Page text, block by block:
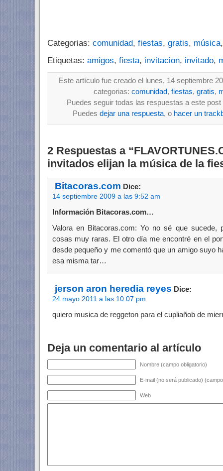
Categorias: comunidad, fiestas, gratis, música
Etiquetas: amigos, fiesta, invitacion, invitado,
Este artículo fue creado el lunes, 14 septiembre
categorias: comunidad, fiestas, gratis,
Puedes seguir todas las respuestas a este
Puedes dejar una respuesta, o hacer un
2 Respuestas a
invitados elijan la música de la
Bitacoras.com Dice:
14 septiembre 2009 a las 9:52 am
Información Bitacoras.com…
Valora en Bitacoras.com: Yo no sé que sucede,
cosas muy raras. El otro día me encontré en el
desde pequeño y me comentó que un amigo suyo
esa misma tar…
jerson aron heredia reyes Dice:
24 mayo 2011 a las 10:07 pm
quiero musica de reggeton para el cupliañob de
Deja un comentario al artículo
Nombre (campo obligatorio)
E-mail (no será publicado)
Web